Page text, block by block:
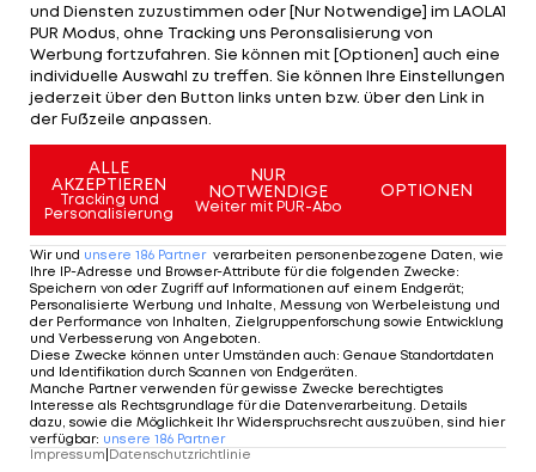
Aktuell sehe es auch nicht danach aus, als würde
Olmo seinen Vertrag in Leipzig noch einmal
verlängern. Laut "Mundo Deportivo" sei es in den
Gesprächen um eine mögliche Verlängerung
bereits zu einem Stillstand gekommen.
WillRB Leipzigmit Olmo also noch eine Ablöse
lukrieren, dann müsste der Wechsel in den
kommenden beiden Transferperioden über die
Bühne gehen. Barca scheint derzeit nicht bereit,
die geforderten rund 40 Millionen Euro für Olmo
auf den Tisch zu legen - ganz anders als andere
Klubs.
Mit dem FC Bayern München und
und Diensten zuzustimmen oder [Nur Notwendige] im LAOLA1
PUR Modus, ohne Tracking uns Peronsalisierung von
Werbung fortzufahren. Sie können mit [Optionen] auch eine
individuelle Auswahl zu treffen. Sie können Ihre Einstellungen
jederzeit über den Button links unten bzw. über den Link in
der Fußzeile anpassen.
ALLE
AKZEPTIEREN
Tracking und
Personalisierung
NUR
NOTWENDIGE
Weiter mit PUR-Abo
OPTIONEN
Wir und unsere 186 Partner verarbeiten personenbezogene Daten, wie
Ihre IP-Adresse und Browser-Attribute für die folgenden Zwecke:
Speichern von oder Zugriff auf Informationen auf einem Endgerät;
Personalisierte Werbung und Inhalte, Messung von Werbeleistung und
der Performance von Inhalten, Zielgruppenforschung sowie Entwicklung
und Verbesserung von Angeboten.
Diese Zwecke können unter Umständen auch: Genaue Standortdaten
und Identifikation durch Scannen von Endgeräten.
Manche Partner verwenden für gewisse Zwecke berechtigtes
Interesse als Rechtsgrundlage für die Datenverarbeitung. Details
dazu, sowie die Möglichkeit Ihr Widerspruchsrecht auszuüben, sind hier
verfügbar: unsere 186 Partner
Impressum Datenschutzrichtlinie